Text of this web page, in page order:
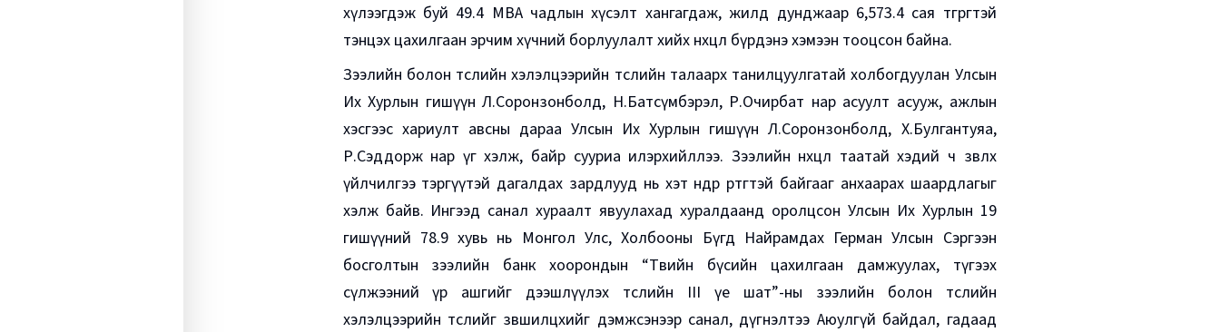
хүлээгдэж буй 49.4 МВА чадлын хүсэлт хангагдаж, жилд дунджаар 6,573.4 сая төгрөгтэй
тэнцэх цахилгаан эрчим хүчний борлуулалт хийх нөхцөл бүрдэнэ хэмээн тооцсон байна.
Зээлийн болон төслийн хэлэлцээрийн төслийн талаарх танилцуулгатай холбогдуулан Улсын
Их Хурлын гишүүн Л.Соронзонболд, Н.Батсүмбэрэл, Р.Очирбат нар асуулт асууж, ажлын
хэсгээс хариулт авсны дараа Улсын Их Хурлын гишүүн Л.Соронзонболд, Х.Булгантуяа,
Р.Сэддорж нар үг хэлж, байр сууриа илэрхийллээ. Зээлийн нөхцөл таатай хэдий ч зөвлөх
үйлчилгээ тэргүүтэй дагалдах зардлууд нь хэт өндөр өртөгтэй байгааг анхаарах шаардлагыг
хэлж байв. Ингээд санал хураалт явуулахад хуралдаанд оролцсон Улсын Их Хурлын 19
гишүүний 78.9 хувь нь Монгол Улс, Холбооны Бүгд Найрамдах Герман Улсын Сэргээн
босголтын зээлийн банк хоорондын “Төвийн бүсийн цахилгаан дамжуулах, түгээх
сүлжээний үр ашгийг дээшлүүлэх төслийн III үе шат”-ны зээлийн болон төслийн
хэлэлцээрийн төслийг зөвшилцөхийг дэмжсэнээр санал, дүгнэлтээ Аюулгүй байдал, гадаад